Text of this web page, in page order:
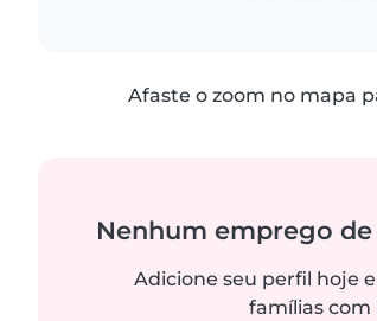
Afaste o zoom no mapa
Nenhum emprego
Adicione seu perfil hoje
famílias com